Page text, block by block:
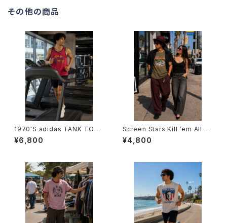
その他の商品
1970'S adidas TANK TOP -
1970年代 アディダス タンクトッ
プ-
¥6,800
Screen Stars Kill ‘em All T-
Shirts -スクリーン・スターズ キ
ル・エム・オールTシャツ-
¥4,800